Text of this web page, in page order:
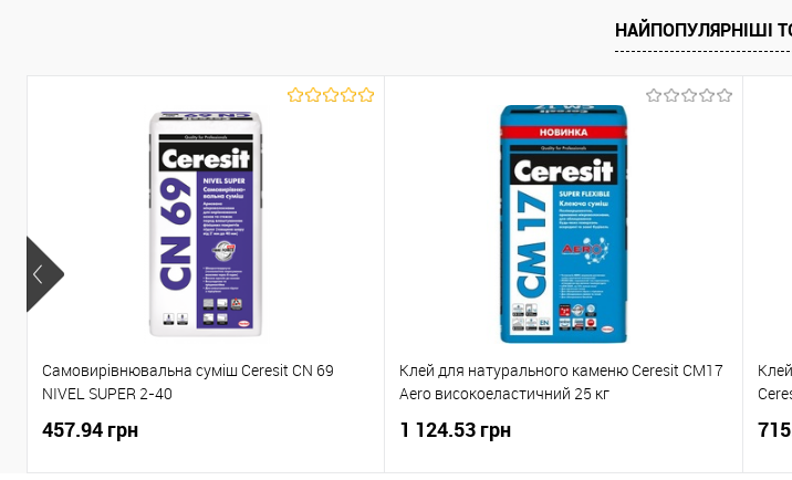
До порівняння
Під замовлення
НАЙПОПУЛЯРНІШІ
Самовирівнювальна суміш Ceresit CN 69
NIVEL SUPER 2-40
457.94 грн
Клей для натурального каменю Ceresit CM17
Aero високоеластичний 25 кг
1 124.53 грн